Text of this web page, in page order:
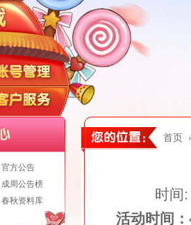
官方公告
成周公告榜
春秋资料库
首页
时间
活动时间：